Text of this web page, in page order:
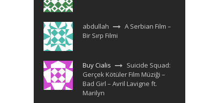
abdullah
A Serbian Film –
Bir Sırp Filmi
Buy Cialis
Suicide Squad:
Gerçek Kötüler Film Müziği –
Bad Girl – Avril Lavigne ft.
Marilyn